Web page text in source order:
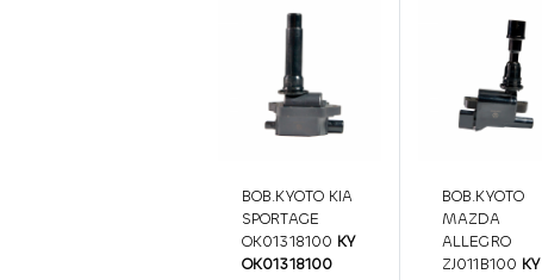
BOB.KYOTO KIA
SPORTAGE
OK01318100 KY
OK01318100
BOB.KYOTO
MAZDA
ALLEGRO
ZJ011B100 KY